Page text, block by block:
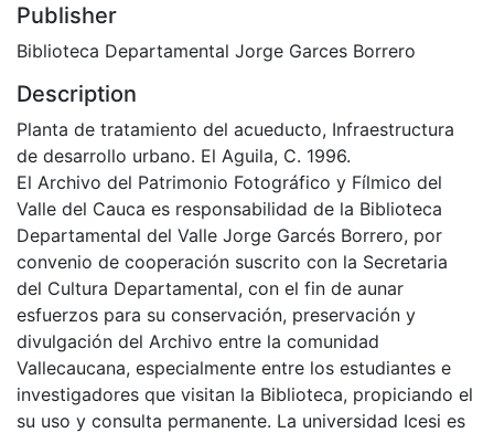
Publisher
Biblioteca Departamental Jorge Garces Borrero
Description
Planta de tratamiento del acueducto, Infraestructura
de desarrollo urbano. El Aguila, C. 1996.
El Archivo del Patrimonio Fotográfico y Fílmico del
Valle del Cauca es responsabilidad de la Biblioteca
Departamental del Valle Jorge Garcés Borrero, por
convenio de cooperación suscrito con la Secretaria
del Cultura Departamental, con el fin de aunar
esfuerzos para su conservación, preservación y
divulgación del Archivo entre la comunidad
Vallecaucana, especialmente entre los estudiantes e
investigadores que visitan la Biblioteca, propiciando el
su uso y consulta permanente. La universidad Icesi es